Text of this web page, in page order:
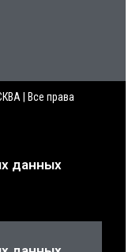
| Все права
данных